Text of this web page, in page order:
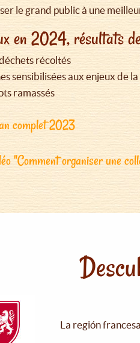
le grand public à une
en 2024, résultats
récoltés
sensibilisées aux enjeux de
ramassés
complet 2023
"Comment organiser une
La región